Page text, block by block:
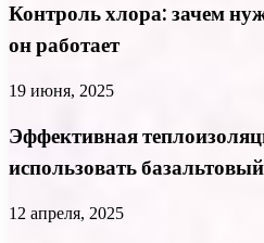
Контроль хлора: зачем
он работает
19 июня, 2025
Эффективная
использовать
12 апреля, 2025